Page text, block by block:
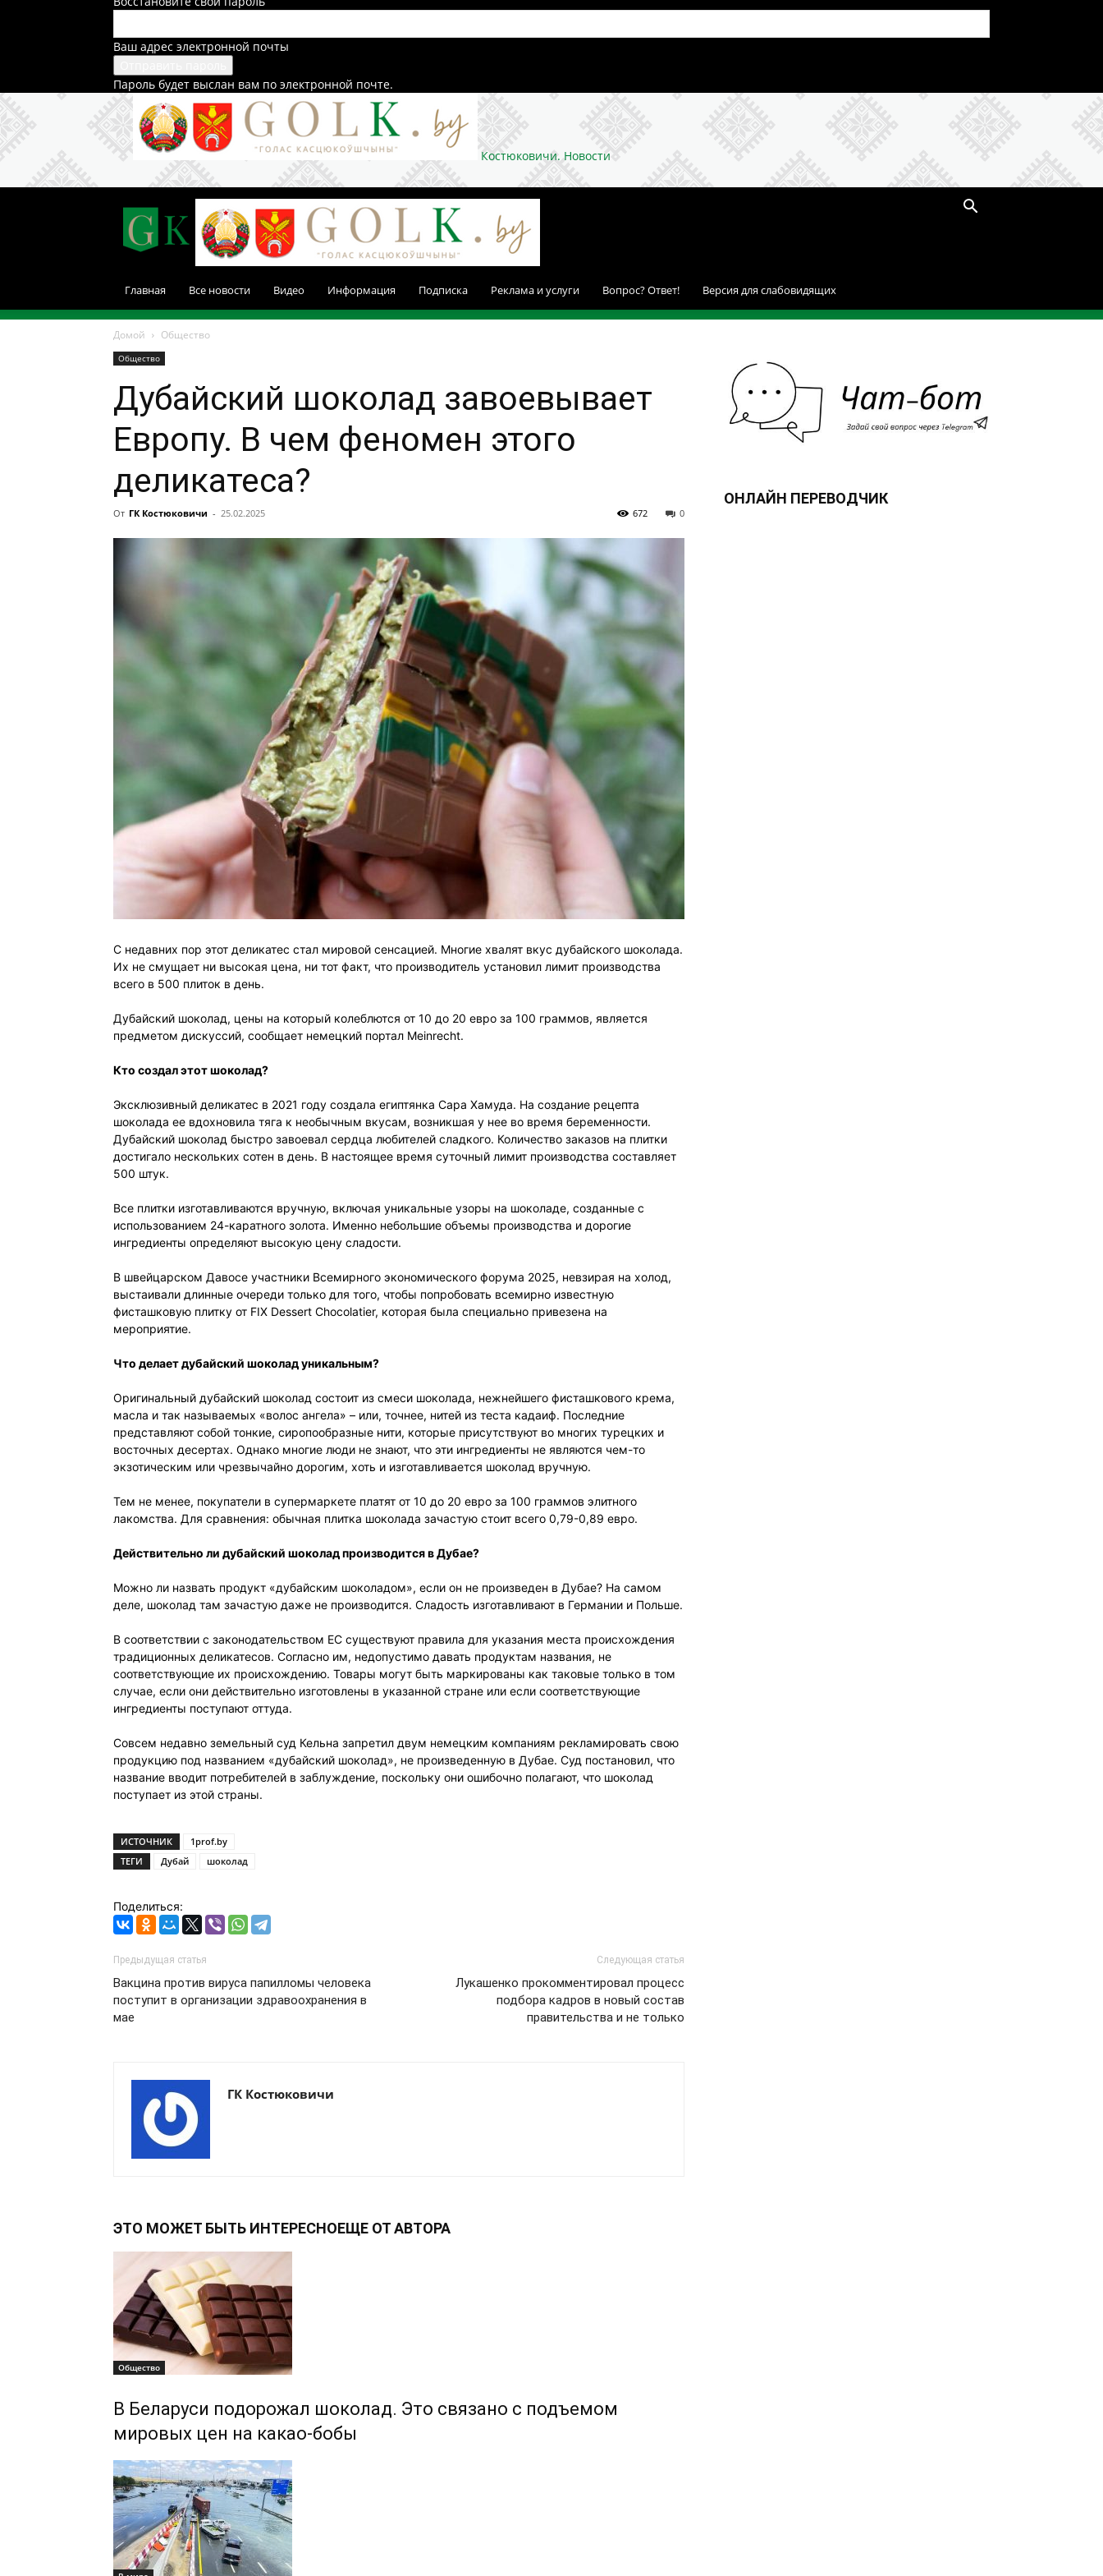
Ваш адрес электронной почты
Пароль будет выслан вам по электронной почте.
Костюковичи. Новости
Главная Все новости Видео Информация Подписка Реклама и услуги Вопрос? Ответ! Версия для слабовидящих
Домой Общество
Общество
Дубайский шоколад завоевывает
Европу. В чем феномен этого
деликатеса?
От ГК Костюковичи - 25.02.2025 0
672
С недавних пор этот деликатес стал мировой сенсацией. Многие хвалят вкус дубайского шоколада.
Их не смущает ни высокая цена, ни тот факт, что производитель установил лимит производства
всего в 500 плиток в день.
Дубайский шоколад, цены на который колеблются от 10 до 20 евро за 100 граммов, является
предметом дискуссий, сообщает немецкий портал Meinrecht.
Кто создал этот шоколад?
Эксклюзивный деликатес в 2021 году создала египтянка Сара Хамуда. На создание рецепта
шоколада ее вдохновила тяга к необычным вкусам, возникшая у нее во время беременности.
Дубайский шоколад быстро завоевал сердца любителей сладкого. Количество заказов на плитки
достигало нескольких сотен в день. В настоящее время суточный лимит производства составляет
500 штук.
Все плитки изготавливаются вручную, включая уникальные узоры на шоколаде, созданные с
использованием 24-каратного золота. Именно небольшие объемы производства и дорогие
ингредиенты определяют высокую цену сладости.
В швейцарском Давосе участники Всемирного экономического форума 2025, невзирая на холод,
выстаивали длинные очереди только для того, чтобы попробовать всемирно известную
фисташковую плитку от FIX Dessert Chocolatier, которая была специально привезена на
мероприятие.
Что делает дубайский шоколад уникальным?
Оригинальный дубайский шоколад состоит из смеси шоколада, нежнейшего фисташкового крема,
масла и так называемых «волос ангела» – или, точнее, нитей из теста кадаиф. Последние
представляют собой тонкие, сиропообразные нити, которые присутствуют во многих турецких и
восточных десертах. Однако многие люди не знают, что эти ингредиенты не являются чем-то
экзотическим или чрезвычайно дорогим, хоть и изготавливается шоколад вручную.
Тем не менее, покупатели в супермаркете платят от 10 до 20 евро за 100 граммов элитного
лакомства. Для сравнения: обычная плитка шоколада зачастую стоит всего 0,79-0,89 евро.
Действительно ли дубайский шоколад производится в Дубае?
Можно ли назвать продукт «дубайским шоколадом», если он не произведен в Дубае? На самом
деле, шоколад там зачастую даже не производится. Сладость изготавливают в Германии и Польше.
В соответствии с законодательством ЕС существуют правила для указания места происхождения
традиционных деликатесов. Согласно им, недопустимо давать продуктам названия, не
соответствующие их происхождению. Товары могут быть маркированы как таковые только в том
случае, если они действительно изготовлены в указанной стране или если соответствующие
ингредиенты поступают оттуда.
Совсем недавно земельный суд Кельна запретил двум немецким компаниям рекламировать свою
продукцию под названием «дубайский шоколад», не произведенную в Дубае. Суд постановил, что
название вводит потребителей в заблуждение, поскольку они ошибочно полагают, что шоколад
поступает из этой страны.
ИСТОЧНИК
1prof.by
ТЕГИ
Дубай шоколад
Поделиться:
Предыдущая статья
Вакцина против вируса папилломы человека
поступит в организации здравоохранения в
мае
Следующая статья
Лукашенко прокомментировал процесс
подбора кадров в новый состав
правительства и не только
ГК Костюковичи
ЭТО МОЖЕТ БЫТЬ ИНТЕРЕСНОЕЩЕ ОТ АВТОРА
Общество
В Беларуси подорожал шоколад. Это связано с подъемом
мировых цен на какао-бобы
ОНЛАЙН ПЕРЕВОДЧИК